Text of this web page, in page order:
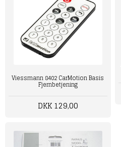
Viessmann 8402 CarMotion Basis
Fjernbetjening
DKK 129,00